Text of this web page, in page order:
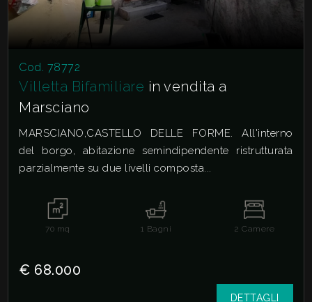
Cod. 78772
Villetta Bifamiliare in vendita a
Marsciano
MARSCIANO,CASTELLO DELLE FORME. All'interno
del borgo, abitazione semindipendente ristrutturata
parzialmente su due livelli composta...
70 mq 1 Bagni 2 Camere
€ 68.000
DETTAGLI
Balcone/Terrazzo
Arredato
Nuova costruzione
Lusso